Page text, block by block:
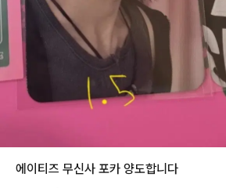
에이티즈 무신사 포카 양도합니다